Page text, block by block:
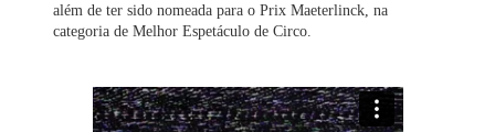
além de ter sido nomeada para o Prix Maeterlinck, na
categoria de Melhor Espetáculo de Circo.